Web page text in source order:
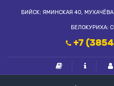
БИЙСК: ЯМИНСКАЯ 40,
БЕЛОКУРИХА:
+7